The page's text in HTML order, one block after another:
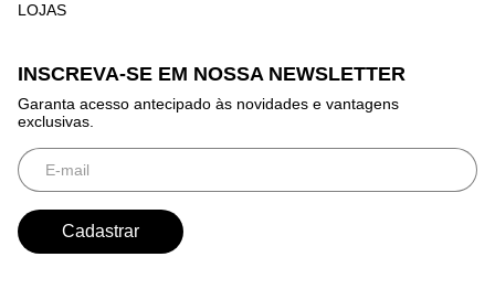
LOJAS
INSCREVA-SE EM NOSSA NEWSLETTER
Garanta acesso antecipado às novidades e vantagens
exclusivas.